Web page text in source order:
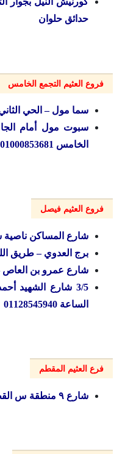
حدائق حلوان
فروع العثيم التجمع الخامس
سما مول – الحي
الخامس 01000853681 / 0225734027 / 01128545960
فروع العثيم فيصل
شارع المساكن ناصية
برج العدوي – طريق اللبيني –
شارع عمرو بن العاص –
3/5 شارع
الساعة 01128545940
فرع العثيم المقطم
شارع ۹ منطقة س القطعة 9114 – المقطم